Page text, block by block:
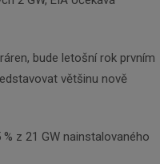
bude letošní rok prvním
většinu nově
z 21 GW nainstalovaného